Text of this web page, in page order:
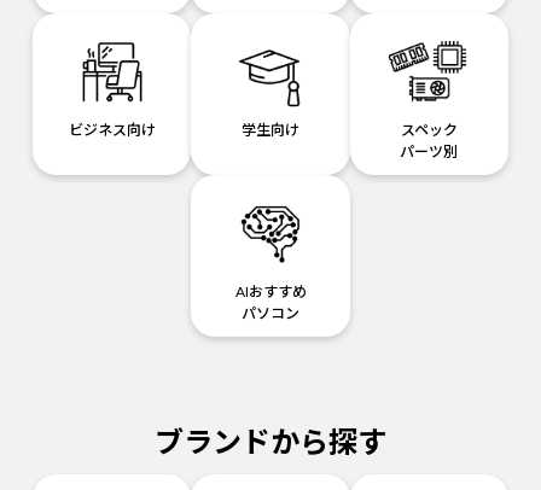
ビジネス向け 学生向け
スペック
パーツ別
AIおすすめ
パソコン
ブランドから探す